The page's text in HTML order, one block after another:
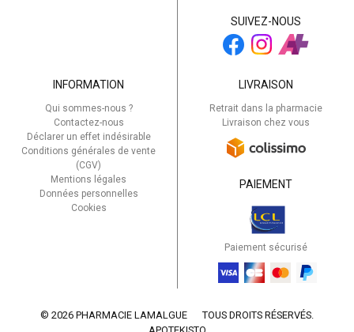
SUIVEZ-NOUS
INFORMATION
Qui sommes-nous ?
Contactez-nous
Déclarer un effet indésirable
Conditions générales de vente
(CGV)
Mentions légales
Données personnelles
Cookies
LIVRAISON
Retrait dans la pharmacie
Livraison chez vous
PAIEMENT
Paiement sécurisé
© 2026 PHARMACIE LAMALGUE
TOUS DROITS RÉSERVÉS.